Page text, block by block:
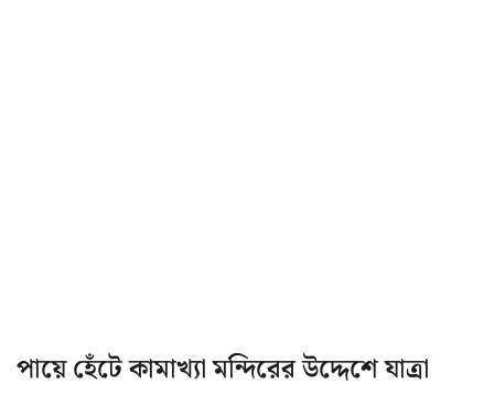
পায়ে হেঁটে কামাখ্যা মন্দিরের উদ্দেশে যাত্রা